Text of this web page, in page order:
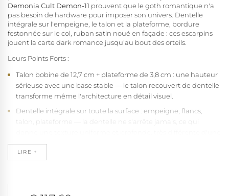
Demonia Cult Demon-11 prouvent que le goth romantique n'a
pas besoin de hardware pour imposer son univers. Dentelle
intégrale sur l'empeigne, le talon et la plateforme, bordure
festonnée sur le col, ruban satin noué en façade : ces escarpins
jouent la carte dark romance jusqu'au bout des orteils.
Leurs Points Forts :
Talon bobine de 12,7 cm + plateforme de 3,8 cm : une hauteur
sérieuse avec une base stable — le talon recouvert de dentelle
transforme même l'architecture en détail visuel.
Dentelle intégrale sur toute la surface : empeigne, flancs,
talon, plateforme — la dentelle ne s'arrête jamais, ce qui
simple superposition décorative.
chaussure, et il joue parfaitement son rôle de signature —
LIRE +